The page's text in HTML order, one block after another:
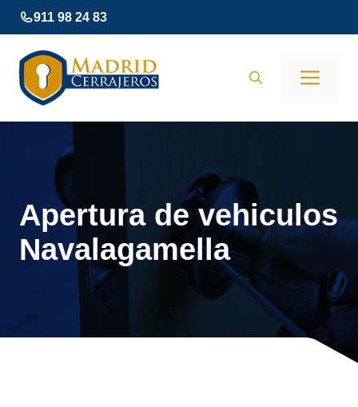
Saltar
al
contenido
911 98 24 83
Apertura de vehiculos
Navalagamella